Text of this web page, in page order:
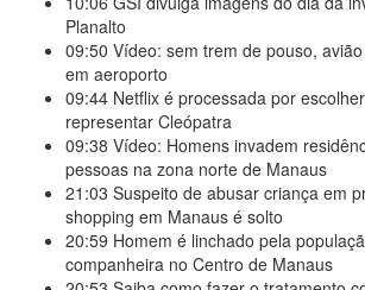
Planalto
09:50 Vídeo: sem trem de pouso,
em aeroporto
09:44 Netflix é processada por
representar Cleópatra
09:38 Vídeo: Homens invadem
pessoas na zona norte de Manaus
21:03 Suspeito de abusar criança em
shopping em Manaus é solto
20:59 Homem é linchado pela
companheira no Centro de Manaus